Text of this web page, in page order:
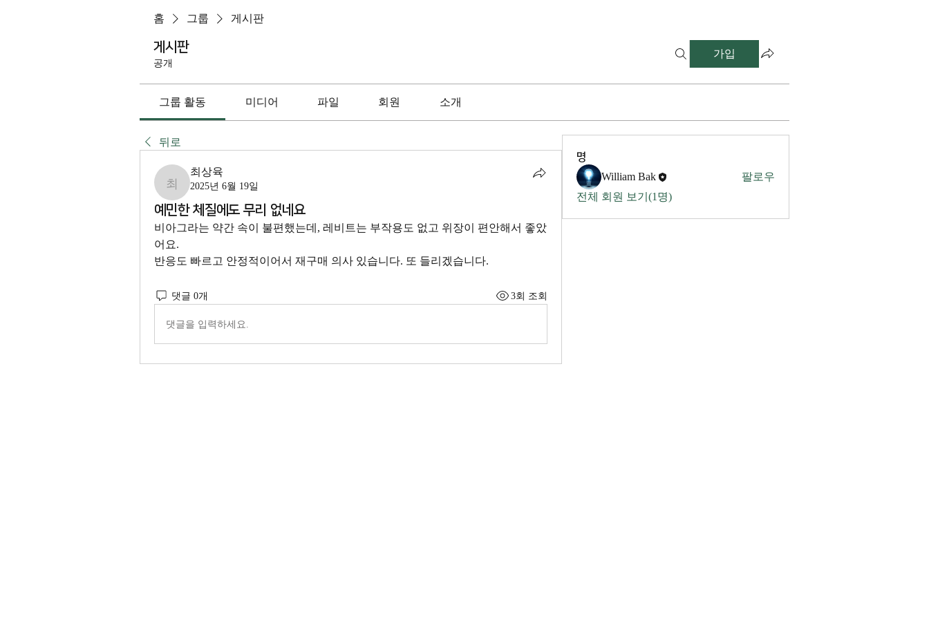
홈 그룹 게시판
게시판
공개
가입
그룹 활동 미디어 파일 회원 소개
뒤로
최상육
최상육
2025년 6월 19일
예민한 체질에도 무리 없네요
비아그라는 약간 속이 불편했는데, 레비트는 부작용도 없고 위장이 편안해서 좋았
어요.
반응도 빠르고 안정적이어서 재구매 의사 있습니다. 또 들리겠습니다.
댓글 0개 3회 조회
댓글을 입력하세요.
명
William Bak
팔로우
전체 회원 보기(1명)